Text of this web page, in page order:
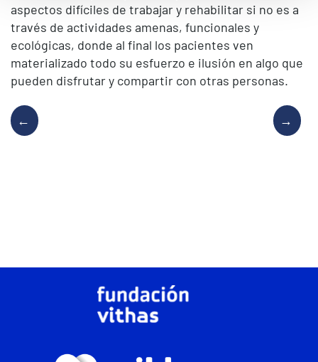
aspectos difíciles de trabajar y rehabilitar si no es a
través de actividades amenas, funcionales y
ecológicas, donde al final los pacientes ven
materializado todo su esfuerzo e ilusión en algo que
pueden disfrutar y compartir con otras personas.